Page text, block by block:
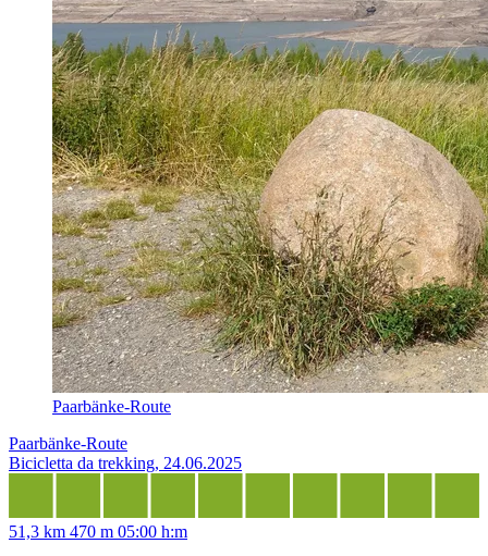
Paarbänke-Route
Paarbänke-Route
Bicicletta da trekking, 24.06.2025
51,3 km 470 m 05:00 h:m